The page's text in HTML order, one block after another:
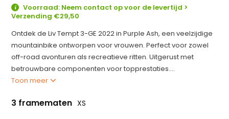
Voorraad: Neem contact op voor de levertijd >
Verzending €29,50
Ontdek de Liv Tempt 3-GE 2022 in Purple Ash, een veelzijdige
mountainbike ontworpen voor vrouwen. Perfect voor zowel
off-road avonturen als recreatieve ritten. Uitgerust met
betrouwbare componenten voor topprestaties....
Toon meer
3 framematen XS